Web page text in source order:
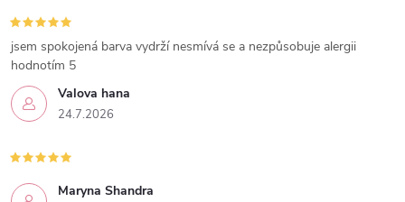
Valova hana
24.7.2026
jsem spokojená barva vydrží nesmívá se a nezpůsobuje alergii
hodnotím 5
Maryna Shandra